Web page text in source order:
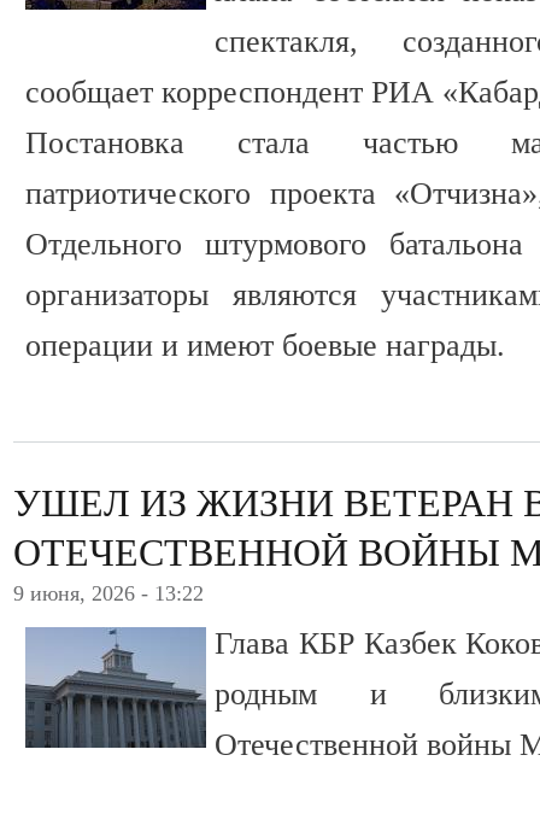
спектакля,
сообщает корреспондент РИА
Постановка стала частью
патриотического проекта
Отдельного штурмового
организаторы являются
операции и имеют боевые награды.
УШЕЛ ИЗ ЖИЗНИ ВЕТЕРАН
ОТЕЧЕСТВЕННОЙ ВОЙНЫ
9 июня, 2026 - 13:22
Глава КБР Казбек
родным и
Отечественной войны